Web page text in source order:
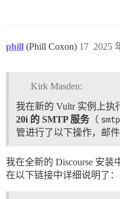
phill (Phill Coxon) 2025
17
Kirk Masden:
我在新的 Vultr 实例上执
20i 的 SMTP 服务 （
管进行了以下操作，邮件
我在全新的 Discourse 安
在以下链接中详细说明了：